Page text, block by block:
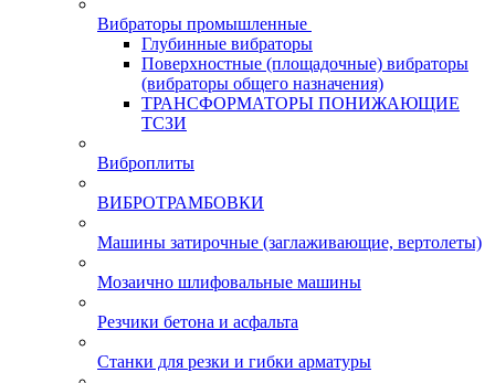
Вибраторы промышленные
Глубинные вибраторы
Поверхностные (площадочные) вибраторы
(вибраторы общего назначения)
ТРАНСФОРМАТОРЫ ПОНИЖАЮЩИЕ
ТСЗИ
Виброплиты
ВИБРОТРАМБОВКИ
Машины затирочные (заглаживающие, вертолеты)
Мозаично шлифовальные машины
Резчики бетона и асфальта
Станки для резки и гибки арматуры